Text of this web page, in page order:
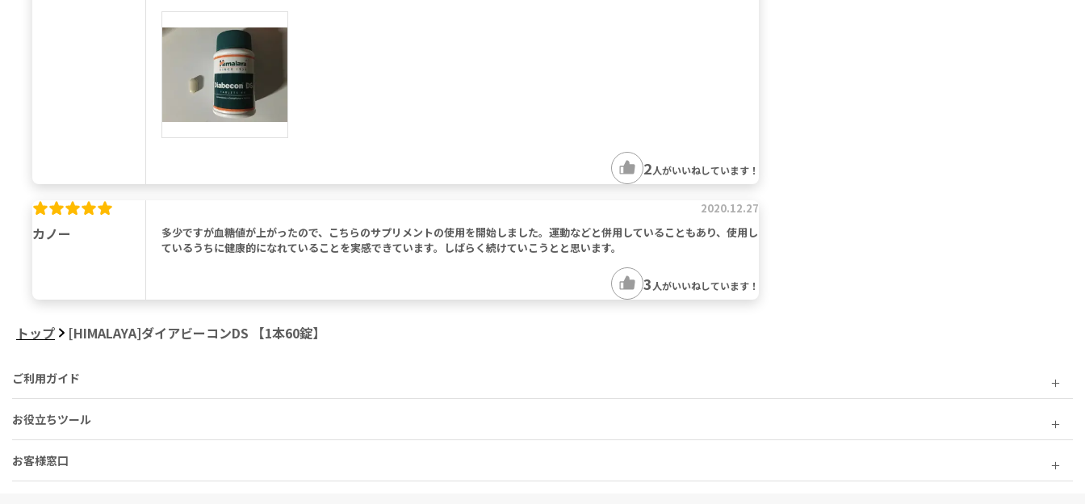
2人がいいねしています！
カノー
2020.12.27
多少ですが血糖値が上がったので、こちらのサプリメントの使用を開始しました。運動などと併用していることもあり、使用し
ているうちに健康的になれていることを実感できています。しばらく続けていこうとと思います。
3 人がいいねしています！
トップ [HIMALAYA]ダイアビーコンDS 【1本60錠】
ご利用ガイド
お役立ちツール
お客様窓口